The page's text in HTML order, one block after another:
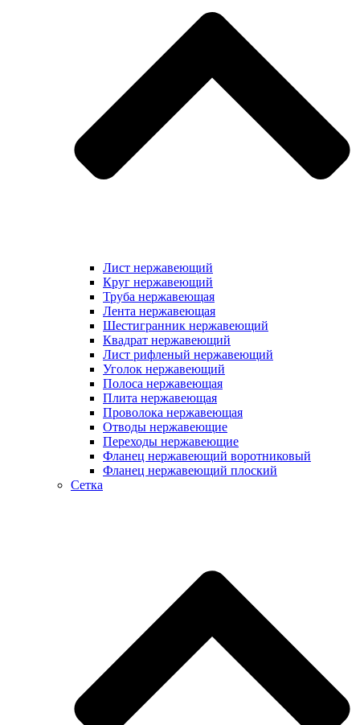
Лист нержавеющий
Круг нержавеющий
Труба нержавеющая
Лента нержавеющая
Шестигранник нержавеющий
Квадрат нержавеющий
Лист рифленый нержавеющий
Уголок нержавеющий
Полоса нержавеющая
Плита нержавеющая
Проволока нержавеющая
Отводы нержавеющие
Переходы нержавеющие
Фланец нержавеющий воротниковый
Фланец нержавеющий плоский
Сетка